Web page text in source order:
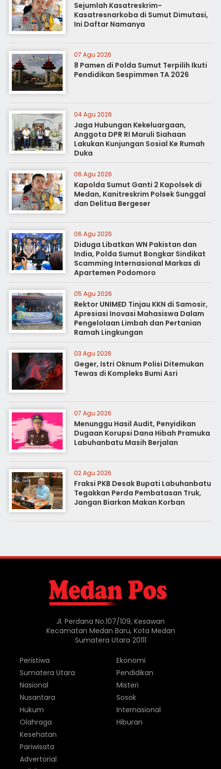
Sejumlah Kasatreskrim-
Kasatresnarkoba di Sumut Dimutasi,
Ini Daftar Namanya
07 Agu 2026
8 Pamen di Polda Sumut Terpilih Ikuti
Pendidikan Sespimmen TA 2026
04 Agu 2026
Jaga Hubungan Kekeluargaan,
Anggota DPR RI Maruli Siahaan
Lakukan Kunjungan Sosial Ke Rumah
Duka
06 Agu 2026
Kapolda Sumut Ganti 2 Kapolsek di
Medan, Kanitreskrim Polsek Sunggal
dan Delitua Bergeser
06 Agu 2026
Diduga Libatkan WN Pakistan dan
India, Polda Sumut Bongkar Sindikat
Scamming Internasional Markas di
Apartemen Podomoro
05 Agu 2026
Rektor UNIMED Tinjau KKN di Samosir,
Apresiasi Inovasi Mahasiswa Dalam
Pengelolaan Limbah dan Pertanian
Ramah Lingkungan
03 Agu 2026
Geger, Istri Oknum Polisi Ditemukan
Tewas di Kompleks Bumi Asri
07 Agu 2026
Menunggu Hasil Audit, Penyidikan
Dugaan Korupsi Dana Hibah Pramuka
Labuhanbatu Masih Berjalan
02 Agu 2026
Fraksi PKB Desak Bupati Labuhanbatu
Tegakkan Perda Pembatasan Truk,
Jangan Biarkan Makan Korban
Jl. Perdana No.107/109, Kesawan
Kecamatan Medan Baru, Kota Medan
Sumatera Utara 20111
Peristiwa
Sumatera Utara
Nasional
Nusantara
Hukum
Olahraga
Ekonomi
Pendidikan
Misteri
Sosok
Internasional
Hiburan
Kesehatan
Pariwisata
Advertorial